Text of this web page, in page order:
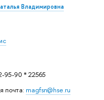
Владимировна
95-90 * 22565
почта: magfsn@hse.ru